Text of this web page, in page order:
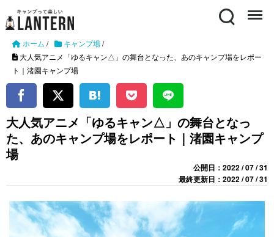
Search Menu
ホーム / キャンプ場/
大人気アニメ「ゆるキャン△」の舞台となった、あのキャンプ場をレポー
ト｜渚園キャンプ場
大人気アニメ「ゆるキャン△」の舞台となっ
た、あのキャンプ場をレポート｜渚園キャンプ
場
公開日：2022 / 07 / 31
最終更新日：2022 / 07 / 31